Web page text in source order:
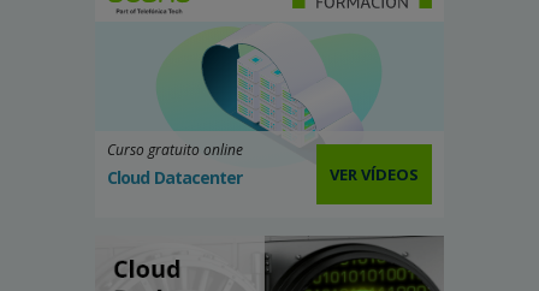
Curso gratuito online
Cloud Datacenter VER VÍDEOS